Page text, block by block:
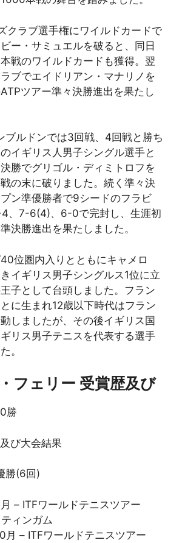
クラブ選手権にワイルドカードで
ー・サミュエルを破ると、同日
戦のワイルドカードも獲得。翌
ブでエイドリアン・マナリノを
ツアー準々決勝進出を果たし
ブルドンでは3回戦、4回戦と勝ち
イギリス人男子シングル選手と
勝でグリゴル・ディミトロフを
の末に破りました。続く準々決
ン準優勝者で9シードのフラビ
、7-6(4)、6-0で完封し、生涯初
決勝進出を果たしました。
位圏内入りとともにキャメロ
イギリス男子シングルス1位に立
子として台頭しました。フラン
に生まれ12歳以下時代はフラン
しましたが、その後イギリス国
リス男子テニスを代表する選手
。
フェリー 受賞歴及び
勝
び大会結果
勝(6回)
– ITFワールドテニスツアー
ィンガム
月 – ITFワールドテニスツアー